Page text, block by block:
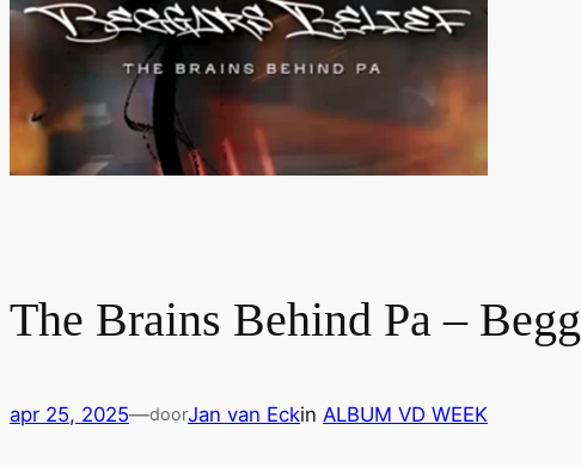
The Brains Behind Pa –
apr 25, 2025—doorJan van Eckin ALBUM VD WEEK